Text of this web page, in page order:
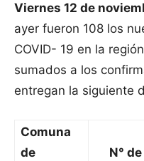
Viernes 12 de
ayer fueron 108 los
COVID- 19 en la
sumados a los
entregan la siguiente
Comuna
de
N° de